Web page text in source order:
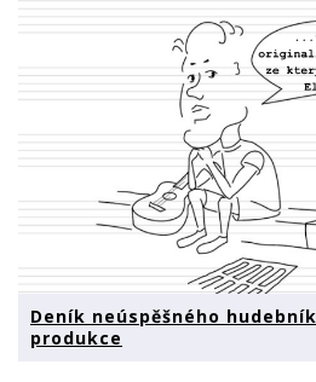
Deník neúspěšného
produkce